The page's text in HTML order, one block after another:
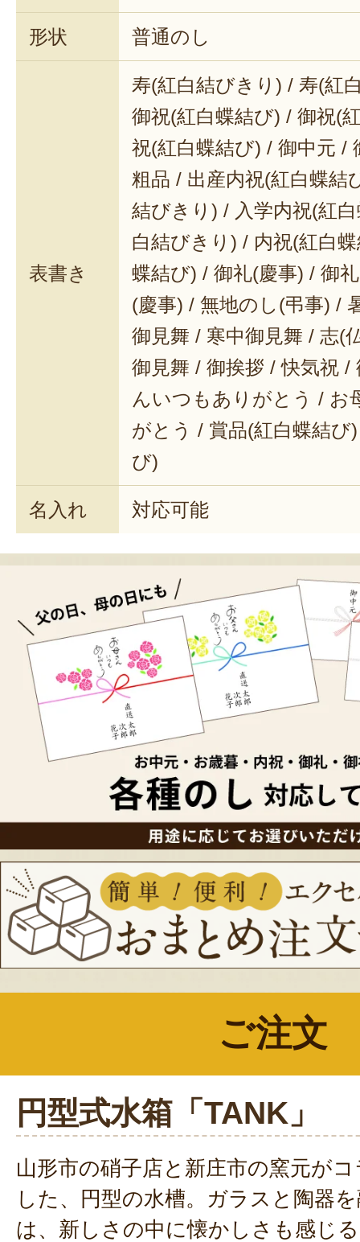
形状 普通のし
表書き
寿(紅白結びきり) / 寿(紅
御祝(紅白蝶結び) / 御祝(
祝(紅白蝶結び) / 御中元 /
粗品 / 出産内祝(紅白蝶結
結びきり) / 入学内祝(紅
白結びきり) / 内祝(紅白
蝶結び) / 御礼(慶事) / 御
(慶事) / 無地のし(弔事) /
御見舞 / 寒中御見舞 / 志(
御見舞 / 御挨拶 / 快気祝 /
んいつもありがとう / お
がとう / 賞品(紅白蝶結び
び)
名入れ 対応可能
ご注文
円型式水箱「TANK」
山形市の硝子店と新庄市の窯元が
した、円型の水槽。ガラスと陶器
は、新しさの中に懐かしさも感じ